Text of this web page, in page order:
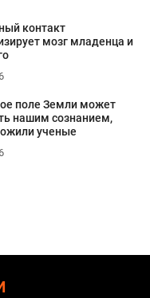
контакт
мозг младенца и
поле Земли может
нашим сознанием,
ученые